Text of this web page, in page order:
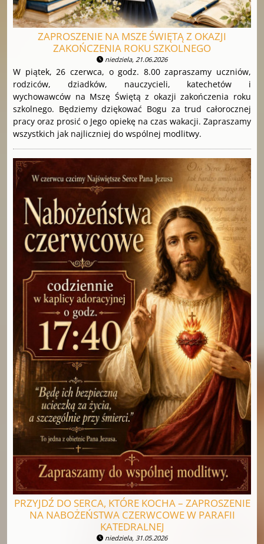
ZAPROSZENIE NA MSZE ŚWIĘTĄ Z OKAZJI
ZAKOŃCZENIA ROKU SZKOLNEGO
niedziela, 21.06.2026
W piątek, 26 czerwca, o godz. 8.00 zapraszamy uczniów,
rodziców, dziadków, nauczycieli, katechetów i
wychowawców na Mszę Świętą z okazji zakończenia roku
szkolnego. Będziemy dziękować Bogu za trud całorocznej
pracy oraz prosić o Jego opiekę na czas wakacji. Zapraszamy
wszystkich jak najliczniej do wspólnej modlitwy.
PRZYJDŹ DO SERCA, KTÓRE KOCHA – ZAPROSZENIE
NA NABOŻEŃSTWA CZERWCOWE W PARAFII
KATEDRALNEJ
niedziela, 31.05.2026